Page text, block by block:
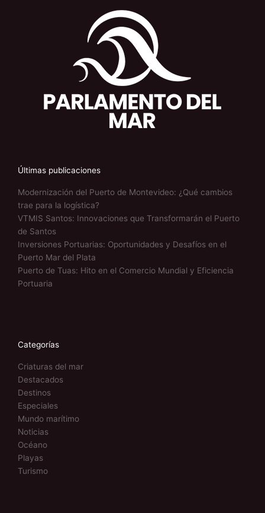
Últimas publicaciones
Modernización del Puerto de Montevideo: ¿Qué cambios
trae para la logística?
VTMIS Santos: Innovaciones que Transformarán el Puerto
de Santos
Inversiones Portuarias: Oportunidades y Desafíos en el
Puerto Mar del Plata
Puerto de Tuas: Hito en el Comercio Mundial y Eficiencia
Portuaria
Categorías
Criaturas del mar
Destacados
Destinos
Especiales
Mundo marítimo
Noticias
Océano
Playas
Turismo